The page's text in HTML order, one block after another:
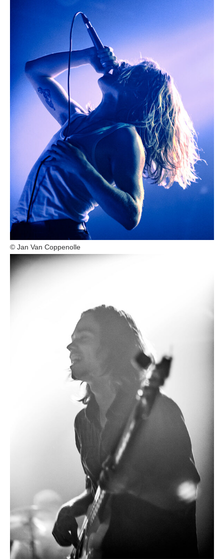
© Jan Van Coppenolle